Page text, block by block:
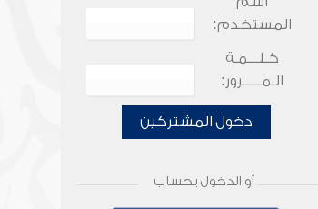
المستخدم:
كـلـــمـة
الـمـــــرور:
دخول المشتركين
أو الدخول بحساب